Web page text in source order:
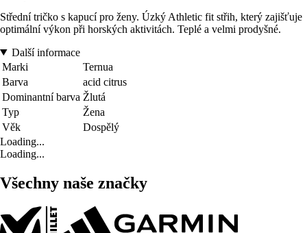
Střední tričko s kapucí pro ženy. Úzký Athletic fit střih, který zajišťuje
optimální výkon při horských aktivitách. Teplé a velmi prodyšné.
Další informace
Marki
Ternua
Barva
acid citrus
Dominantní barva Žlutá
Typ
Žena
Věk
Dospělý
Loading...
Loading...
Všechny naše značky